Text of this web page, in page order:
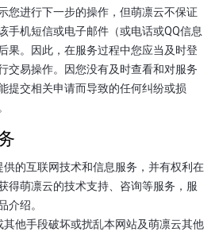
您进行下一步的操作，但萌凛云不保证
手机短信或电子邮件（或电话或QQ信息
果。因此，在服务过程中您应当及时登
交易操作。因您没有及时查看和对服务
提交相关申请而导致的任何纠纷或损
的互联网技术和信息服务，并有权利在
得萌凛云的技术支持、咨询等服务，服
介绍。
他手段破坏或扰乱本网站及萌凛云其他